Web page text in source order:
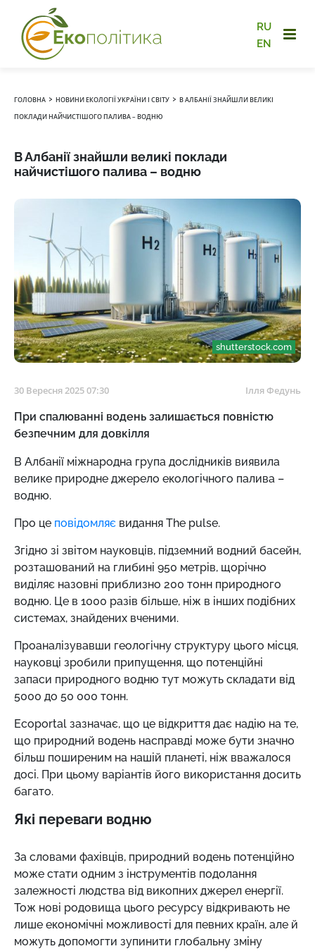
RU
EN
ГОЛОВНА › НОВИНИ ЕКОЛОГІЇ УКРАЇНИ І СВІТУ › В АЛБАНІЇ ЗНАЙШЛИ ВЕЛИКІ
ПОКЛАДИ НАЙЧИСТІШОГО ПАЛИВА – ВОДНЮ
В Албанії знайшли великі поклади
найчистішого палива – водню
shutterstock.com
30 Вересня 2025 07:30 Ілля Федунь
При спалюванні водень залишається повністю
безпечним для довкілля
В Албанії міжнародна група дослідників виявила
велике природне джерело екологічного палива –
водню.
Про це повідомляє видання The pulse.
Згідно зі звітом науковців, підземний водний басейн,
розташований на глибині 950 метрів, щорічно
виділяє назовні приблизно 200 тонн природного
водню. Це в 1000 разів більше, ніж в інших подібних
системах, знайдених вченими.
Проаналізувавши геологічну структуру цього місця,
науковці зробили припущення, що потенційні
запаси природного водню тут можуть складати від
5000 до 50 000 тонн.
Ecoportal зазначає, що це відкриття дає надію на те,
що природний водень насправді може бути значно
більш поширеним на нашій планеті, ніж вважалося
досі. При цьому варіантів його використання досить
багато.
Які переваги водню
За словами фахівців, природний водень потенційно
може стати одним з інструментів подолання
залежності людства від викопних джерел енергії.
Тож нові родовища цього ресурсу відкривають не
лише економічні можливості для певних країн, але й
можуть допомогти зупинити глобальну зміну